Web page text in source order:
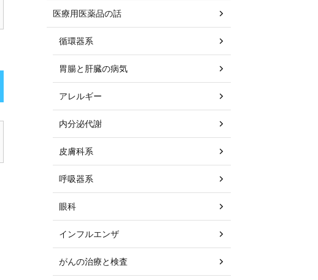
医療用医薬品の話
循環器系
胃腸と肝臓の病気
アレルギー
内分泌代謝
皮膚科系
呼吸器系
眼科
インフルエンザ
がんの治療と検査